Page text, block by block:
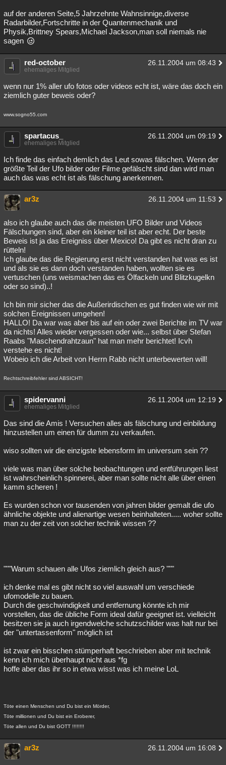
auf der anderen Seite,5 Jahrzehnte Wahnsinnige,diverse
Radarbilder,Fortschritte in der Quantenmechanik und
Physik,Brittney Spears,Michael Jackson,man soll niemals nie
sagen
red-october 26.11.2004 um 08:43
ehemaliges Mitglied
wenn nur 1% aller ufo fotos oder videos echt ist, wäre das doch ein
ziemlich guter beweis oder?
www.sogno55.com
spartacus_ 26.11.2004 um 09:19
ehemaliges Mitglied
Ich finde das einfach demlich das Leut sowas fälschen. Wenn der
größte Teil der Ufo bilder oder Filme gefälscht sind dan wird man
auch das was echt ist als fälschung anerkennen.
ar3z 26.11.2004 um 11:53
also ich glaube auch das die meisten UFO Bilder und Videos
Fälschungen sind, aber ein kleiner teil ist aber echt. Der beste
Beweis ist ja das Ereigniss über Mexico! Da gibt es nicht dran zu
rütteln!
Ich glaube das die Regierung erst nicht verstanden hat was es ist
und als sie es dann doch verstanden haben, wollten sie es
vertuschen (uns weismachen das es Ölfackeln und Blitzkugelkn
oder so sind)..!
Ich bin mir sicher das die Außerirdischen es gut finden wie wir mit
solchen Ereignissen umgehen!
HALLO! Da war was aber bis auf ein oder zwei Berichte im TV war
da nichts! Alles wieder vergessen oder wie... selbst über Stefan
Raabs "Maschendrahtzaun" hat man mehr berichtet! Icvh
verstehe es nicht!
Wobeio ich die Arbeit von Herrn Rabb nicht unterbewerten will!
Rechtschreibfehler sind ABSICHT!
spidervanni 26.11.2004 um 12:19
ehemaliges Mitglied
Das sind die Amis ! Versuchen alles als fälschung und einbildung
hinzustellen um einen für dumm zu verkaufen.
wiso sollten wir die einzigste lebensform im universum sein ??
viele was man über solche beobachtungen und entführungen liest
ist wahrscheinlich spinnerei, aber man sollte nicht alle über einen
kamm scheren !
Es wurden schon vor tausenden von jahren bilder gemalt die ufo
ähnliche objekte und alienartige wesen beinhalteten..... woher sollte
man zu der zeit von solcher technik wissen ??
"""Warum schauen alle Ufos ziemlich gleich aus? """
ich denke mal es gibt nicht so viel auswahl um verschiede
ufomodelle zu bauen.
Durch die geschwindigkeit und entfernung könnte ich mir
vorstellen, das die übliche Form ideal dafür geeignet ist. vielleicht
besitzen sie ja auch irgendwelche schutzschilder was halt nur bei
der "untertassenform" möglich ist
ist zwar ein bisschen stümperhaft beschrieben aber mit technik
kenn ich mich überhaupt nicht aus *fg
hoffe aber das ihr so in etwa wisst was ich meine LoL
Töte einen Menschen und Du bist ein Mörder,
Töte millionen und Du bist ein Eroberer,
Töte allen und Du bist GOTT !!!!!!!!
ar3z 26.11.2004 um 16:08